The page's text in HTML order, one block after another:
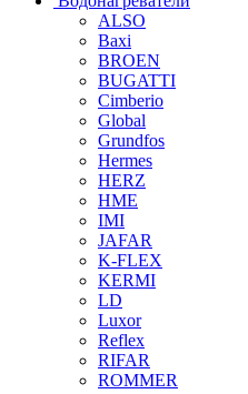
ALSO
Baxi
BROEN
BUGATTI
Cimberio
Global
Grundfos
Hermes
HERZ
HME
IMI
JAFAR
K-FLEX
KERMI
LD
Luxor
Reflex
RIFAR
ROMMER